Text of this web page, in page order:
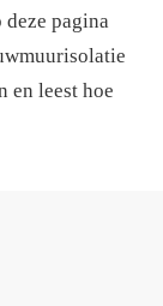
pagina
en leest hoe